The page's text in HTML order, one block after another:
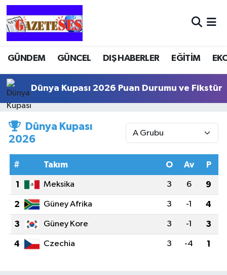
GÜNDEM GÜNCEL DIŞ HABERLER EĞİTİM
Dünya Kupası 2026 Puan Durumu ve Fikstür
Dünya Kupası
2026
# Takım O Av P
1 Meksika 3 6 9
2 Güney Afrika 3 -1 4
3 Güney Kore 3 -1 3
4 Czechia 3 -4 1